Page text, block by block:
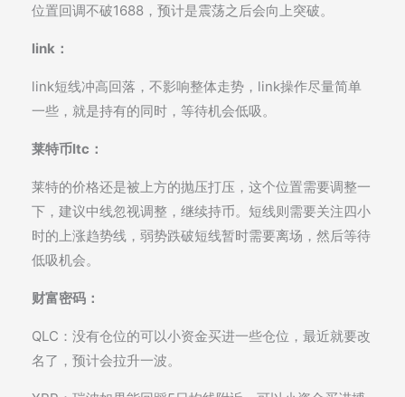
位置回调不破1688，预计是震荡之后会向上突破。
link：
link短线冲高回落，不影响整体走势，link操作尽量简单
一些，就是持有的同时，等待机会低吸。
莱特币ltc：
莱特的价格还是被上方的抛压打压，这个位置需要调整一
下，建议中线忽视调整，继续持币。短线则需要关注四小
时的上涨趋势线，弱势跌破短线暂时需要离场，然后等待
低吸机会。
财富密码：
QLC：没有仓位的可以小资金买进一些仓位，最近就要改
名了，预计会拉升一波。